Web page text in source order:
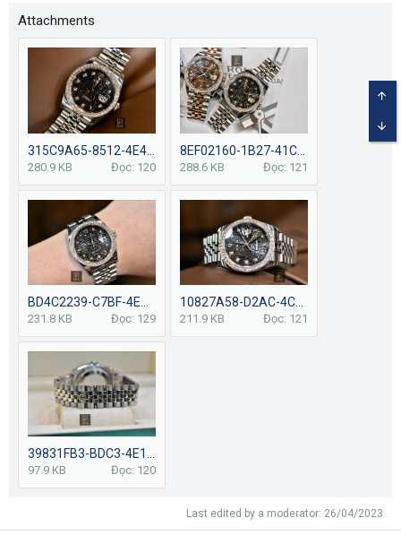
Attachments
280.9 KB Đọc: 120 288.6 KB Đọc: 121
231.8 KB Đọc: 129 211.9 KB Đọc: 121
39831FB3-BDC3-4E1C-B208-736EB8A4C9F1.jpeg
97.9 KB Đọc: 120
Last edited by a moderator: 26/04/2023
TOP